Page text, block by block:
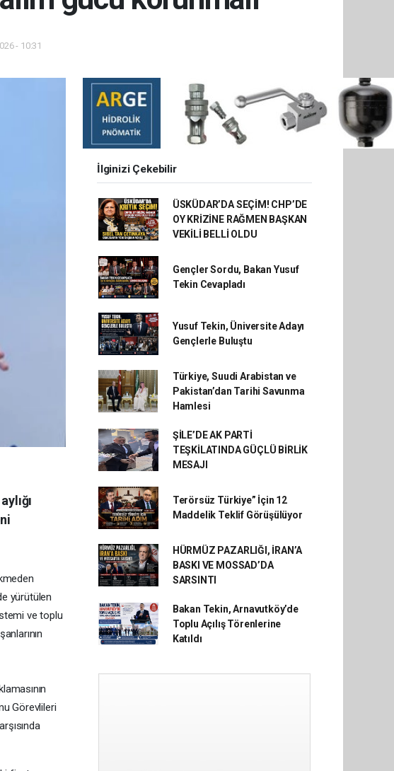
- 10:31
yürütülen
ve toplu
Görevlileri
İlginizi Çekebilir
ÜSKÜDAR’DA SEÇİM! CHP’DE
OY KRİZİNE RAĞMEN BAŞKAN
VEKİLİ BELLİ OLDU
Gençler Sordu, Bakan Yusuf
Tekin Cevapladı
Yusuf Tekin, Üniversite Adayı
Gençlerle Buluştu
Türkiye, Suudi Arabistan ve
Pakistan’dan Tarihi Savunma
Hamlesi
ŞİLE’DE AK PARTİ
TEŞKİLATINDA GÜÇLÜ BİRLİK
MESAJI
Terörsüz Türkiye” İçin 12
Maddelik Teklif Görüşülüyor
HÜRMÜZ PAZARLIĞI, İRAN’A
BASKI VE MOSSAD’DA
SARSINTI
Bakan Tekin, Arnavutköy’de
Toplu Açılış Törenlerine
Katıldı